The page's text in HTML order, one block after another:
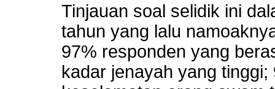
Tinjauan soal selidik ini
tahun yang lalu
97% responden yang
kadar jenayah yang